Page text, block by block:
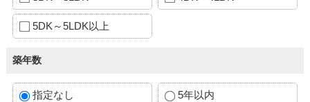
5DK～5LDK以上
築年数
指定なし 5年以内